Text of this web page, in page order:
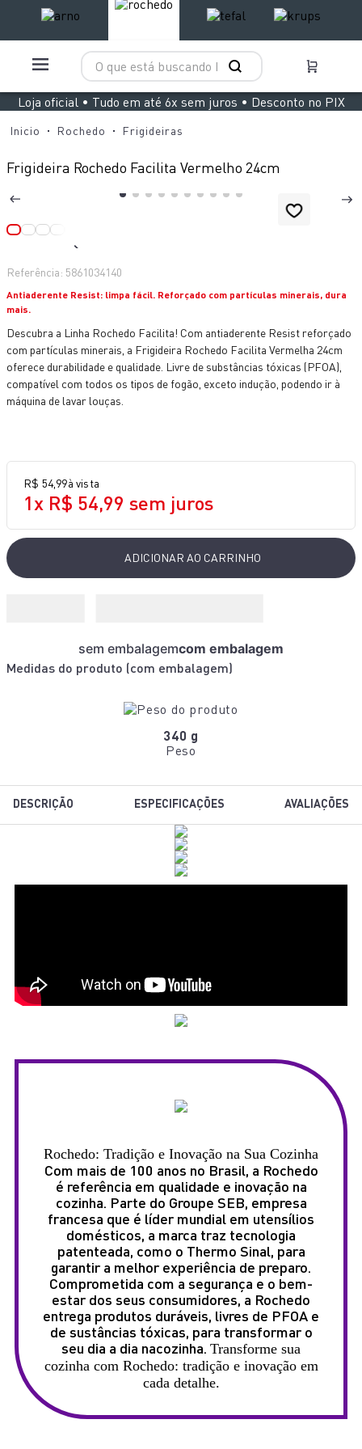
O que está buscando hoje?
Loja oficial • Tudo em até 6x sem juros • Desconto no PIX
Rochedo Frigideiras
Frigideira Rochedo Facilita Vermelho 24cm
Referência: 5861034140
Antiaderente Resist: limpa fácil. Reforçado com partículas minerais, dura
mais.
Descubra a Linha Rochedo Facilita! Com antiaderente Resist reforçado
com partículas minerais, a Frigideira Rochedo Facilita Vermelha 24cm
oferece durabilidade e qualidade. Livre de substâncias tóxicas (PFOA),
compatível com todos os tipos de fogão, exceto indução, podendo ir à
máquina de lavar louças.
R$ 54,99à vista
1x R$ 54,99 sem juros
ADICIONAR AO CARRINHO
Medidas do produto (com embalagem)
sem embalagemcom embalagem
340 g
Peso
DESCRIÇÃO ESPECIFICAÇÕES AVALIAÇÕES
Rochedo: Tradição e Inovação na Sua Cozinha
Com mais de 100 anos no Brasil, a Rochedo
é referência em qualidade e inovação na
cozinha. Parte do Groupe SEB, empresa
francesa que é líder mundial em utensílios
domésticos, a marca traz tecnologia
patenteada, como o Thermo Sinal, para
garantir a melhor experiência de preparo.
Comprometida com a segurança e o bem-
estar dos seus consumidores, a Rochedo
entrega produtos duráveis, livres de PFOA e
de sustâncias tóxicas, para transformar o
seu dia a dia nacozinha. Transforme sua
cozinha com Rochedo: tradição e inovação em
cada detalhe.
TERMOS MAIS BUSCADOS
7 º
lightmix
9º
vaporizador pure pop
10
rochedo natural stone